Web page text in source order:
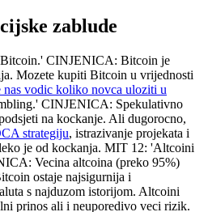
zablude
CINJENICA: Bitcoin je
Mozete kupiti Bitcoin u vrijednosti
nas vodic koliko novca uloziti u
CINJENICA: Spekulativno
na kockanje. Ali dugorocno,
strategiju, istrazivanje projekata i
je od kockanja. MIT 12: 'Altcoini
Vecina altcoina (preko 95%)
ostaje najsigurnija i
s najduzom istorijom. Altcoini
prinos ali i neuporedivo veci rizik.